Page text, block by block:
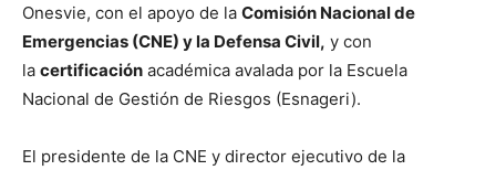
Onesvie, con el apoyo de la Comisión Nacional de
Emergencias (CNE) y la Defensa Civil, y con
la certificación académica avalada por la Escuela
Nacional de Gestión de Riesgos (Esnageri).
El presidente de la CNE y director ejecutivo de la